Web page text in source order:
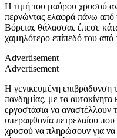
Η τιμή του μαύρου χρυσού
περνώντας ελαφρά πάνω από
Βόρειας θάλασσας έπεσε
χαμηλότερο επίπεδό του
Advertisement
Advertisement
Η γενικευμένη επιβράδυνση
πανδημίας, με τα
εργοστάσια να αναστέλλουν
υπεραφθονία πετρελαίου
χρυσού να πληρώσουν για